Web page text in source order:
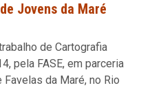
Jovens da Maré
de Cartografia
pela FASE, em parceria
Favelas da Maré, no Rio